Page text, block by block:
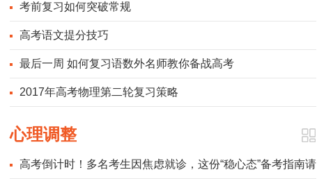
考前复习如何突破常规
高考语文提分技巧
最后一周 如何复习语数外名师教你备战高考
2017年高考物理第二轮复习策略
心理调整
高考倒计时！多名考生因焦虑就诊，这份“稳心态”备考指南请